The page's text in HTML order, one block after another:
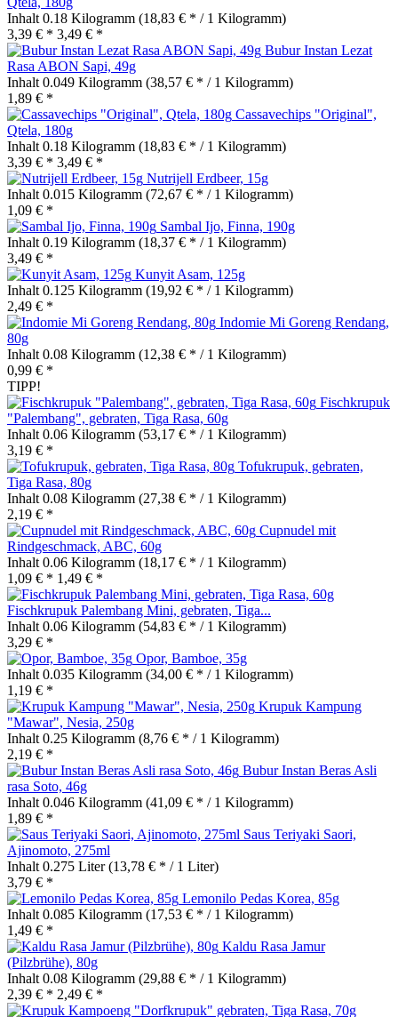
Inhalt 0.18 Kilogramm (18,83 € * / 1 Kilogramm)
3,39 € * 3,49 € *
Bubur Instan Lezat
Rasa ABON Sapi, 49g
Inhalt 0.049 Kilogramm (38,57 € * / 1 Kilogramm)
1,89 € *
Cassavechips "Original",
Qtela, 180g
Inhalt 0.18 Kilogramm (18,83 € * / 1 Kilogramm)
3,39 € * 3,49 € *
Nutrijell Erdbeer, 15g
Inhalt 0.015 Kilogramm (72,67 € * / 1 Kilogramm)
1,09 € *
Sambal Ijo, Finna, 190g
Inhalt 0.19 Kilogramm (18,37 € * / 1 Kilogramm)
3,49 € *
Kunyit Asam, 125g
Inhalt 0.125 Kilogramm (19,92 € * / 1 Kilogramm)
2,49 € *
Indomie Mi Goreng Rendang,
80g
Inhalt 0.08 Kilogramm (12,38 € * / 1 Kilogramm)
0,99 € *
TIPP!
Fischkrupuk
"Palembang", gebraten, Tiga Rasa, 60g
Inhalt 0.06 Kilogramm (53,17 € * / 1 Kilogramm)
3,19 € *
Tofukrupuk, gebraten,
Tiga Rasa, 80g
Inhalt 0.08 Kilogramm (27,38 € * / 1 Kilogramm)
2,19 € *
Cupnudel mit
Rindgeschmack, ABC, 60g
Inhalt 0.06 Kilogramm (18,17 € * / 1 Kilogramm)
1,09 € * 1,49 € *
Fischkrupuk Palembang Mini, gebraten, Tiga...
Inhalt 0.06 Kilogramm (54,83 € * / 1 Kilogramm)
3,29 € *
Opor, Bamboe, 35g
Inhalt 0.035 Kilogramm (34,00 € * / 1 Kilogramm)
1,19 € *
Krupuk Kampung
"Mawar", Nesia, 250g
Inhalt 0.25 Kilogramm (8,76 € * / 1 Kilogramm)
2,19 € *
Bubur Instan Beras Asli
rasa Soto, 46g
Inhalt 0.046 Kilogramm (41,09 € * / 1 Kilogramm)
1,89 € *
Saus Teriyaki Saori,
Ajinomoto, 275ml
Inhalt 0.275 Liter(13,78 € * / 1 Liter)
3,79 € *
Lemonilo Pedas Korea, 85g
Inhalt 0.085 Kilogramm (17,53 € * / 1 Kilogramm)
1,49 € *
Kaldu Rasa Jamur
(Pilzbrühe), 80g
Inhalt 0.08 Kilogramm (29,88 € * / 1 Kilogramm)
2,39 € * 2,49 € *